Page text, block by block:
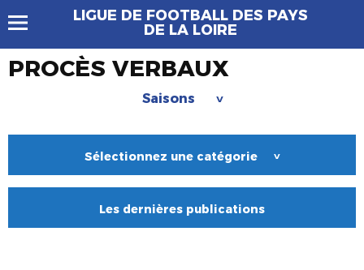
LIGUE DE FOOTBALL DES PAYS
DE LA LOIRE
PROCÈS VERBAUX
Saisons >
Sélectionnez une catégorie >
Les dernières publications